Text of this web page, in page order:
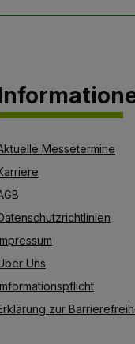
Messetermine
Uns
zur